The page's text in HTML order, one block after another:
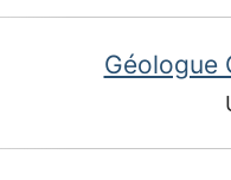
Géologue